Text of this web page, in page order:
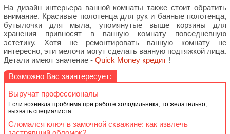
На дизайн интерьера ванной комнаты также стоит обратить
внимание. Красивые полотенца для рук и банные полотенца,
бутылочки для мыла, упомянутые выше корзины для
хранения привносят в ванную комнату повседневную
эстетику. Хотя не ремонтировать ванную комнату не
интересно, эти мелочи могут сделать ванную подтяжкой лица.
Детали имеют значение - Quick Money кредит !
Возможно Вас заинтересует:
Выручат профессионалы
Если возникла проблема при работе холодильника, то желательно,
вызвать специалиста...
Сломался ключ в замочной скважине: как извлечь